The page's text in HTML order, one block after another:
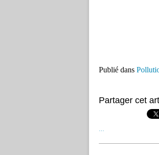
Publié dans
Partager cet